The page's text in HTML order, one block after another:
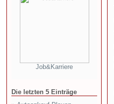
Job&Karriere
Die letzten 5 Einträge